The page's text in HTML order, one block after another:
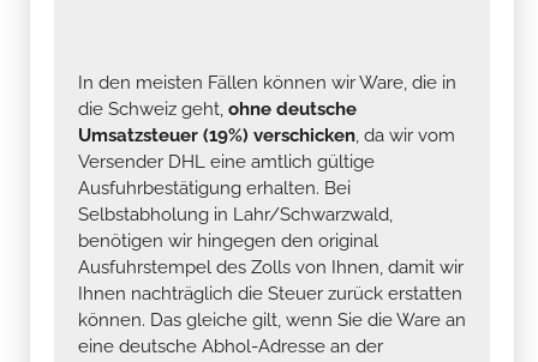
In den meisten Fällen können wir Ware, die in
die Schweiz geht, ohne deutsche
Umsatzsteuer (19%) verschicken, da wir vom
Versender DHL eine amtlich gültige
Ausfuhrbestätigung erhalten. Bei
Selbstabholung in Lahr/Schwarzwald,
benötigen wir hingegen den original
Ausfuhrstempel des Zolls von Ihnen, damit wir
Ihnen nachträglich die Steuer zurück erstatten
können. Das gleiche gilt, wenn Sie die Ware an
eine deutsche Abhol-Adresse an der